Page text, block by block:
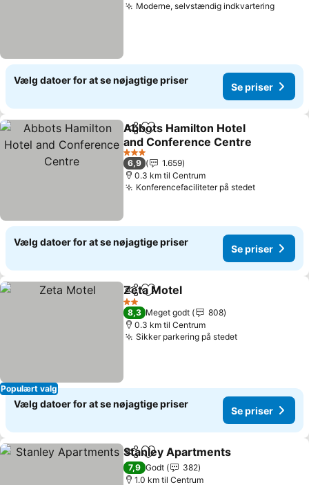
Moderne, selvstændig indkvartering
Vælg datoer for at se nøjagtige priser
Se priser
Del Føj til favoritter
Abbots Hamilton Hotel
and Conference Centre
3 Stjerner
6,9
1.659
0.3 km til Centrum
Konferencefaciliteter på stedet
Vælg datoer for at se nøjagtige priser
Se priser
Populært valg
Del Føj til favoritter
Zeta Motel
2 Stjerner
8,3 Meget godt
808
0.3 km til Centrum
Sikker parkering på stedet
Vælg datoer for at se nøjagtige priser
Se priser
Del Føj til favoritter
Stanley Apartments
7,9 Godt
382
1.0 km til Centrum